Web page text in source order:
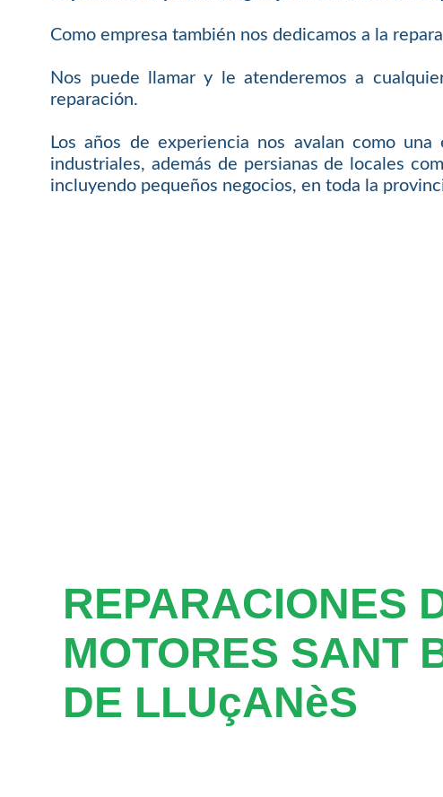
Como empresa también nos dedicamos a la
Nos puede llamar y le atenderemos a
reparación.
Los años de experiencia nos avalan como
industriales, además de persianas de locales
incluyendo pequeños negocios, en toda la
REPARACIONES
MOTORES SANT
DE LLUçANèS